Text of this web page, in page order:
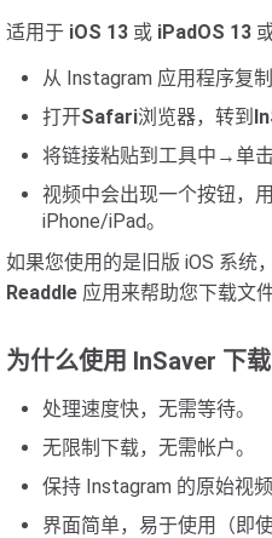
适用于 iOS 13 或 iPadOS 13
从 Instagram 应用程序复制
打开Safari浏览器，转到
将链接粘贴到工具中→单击
视频中会出现一个按钮，
iPhone/iPad。
如果您使用的是旧版 iOS 系统
Readdle 应用来帮助您下载文件
为什么使用 InSaver 下
处理速度快，无需等待。
无限制下载，无需帐户。
保持 Instagram 的原始视频
界面简单，易于使用（即